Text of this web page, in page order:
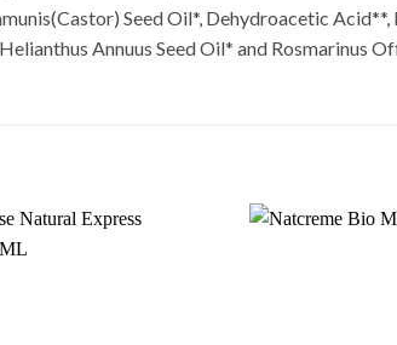
Seed Oil*, Dehydroacetic
Annuus Seed Oil* and Rosmarinus